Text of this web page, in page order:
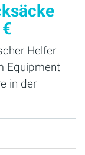
Helfer
Equipment
in der